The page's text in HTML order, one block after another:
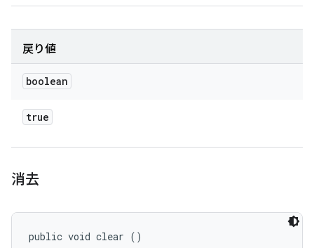
戻り値
boolean
true
消去
public void clear ()